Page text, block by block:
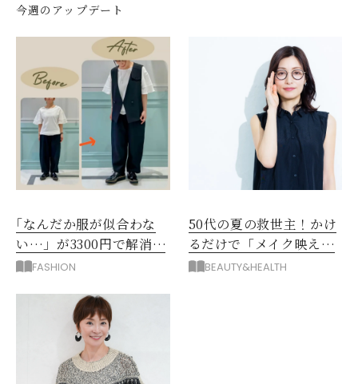
今週のアップデート
｢なんだか服が似合わな
い…」が3300円で解消！
阪神梅田のサービスが神
FASHION
50代の夏の救世主！かけ
るだけで「メイク映え」
する眼鏡
BEAUTY&HEALTH